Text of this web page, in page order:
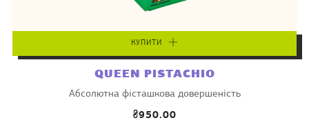
КУПИТИ
QUEEN PISTACHIO
Абсолютна фісташкова довершеність
₴950.00